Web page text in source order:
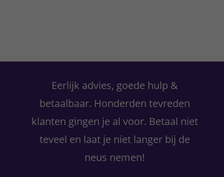
Primaire
Eerlijk advies, goede hulp &
betaalbaar. Honderden tevreden
klanten gingen je al voor. Betaal niet
teveel en laat je niet langer bij de
neus nemen!